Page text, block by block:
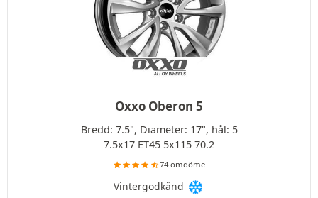
Oxxo Oberon 5
Bredd: 7.5", Diameter: 17", hål: 5
7.5x17 ET45 5x115 70.2
74 omdöme
Vintergodkänd